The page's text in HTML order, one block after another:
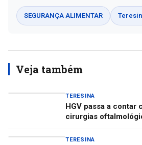
SEGURANÇA ALIMENTAR
Veja também
TERESINA
HGV passa a contar
cirurgias
TERESINA